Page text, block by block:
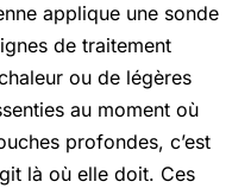
applique une sonde
de traitement
ou de légères
au moment où
profondes, c’est
là où elle doit. Ces